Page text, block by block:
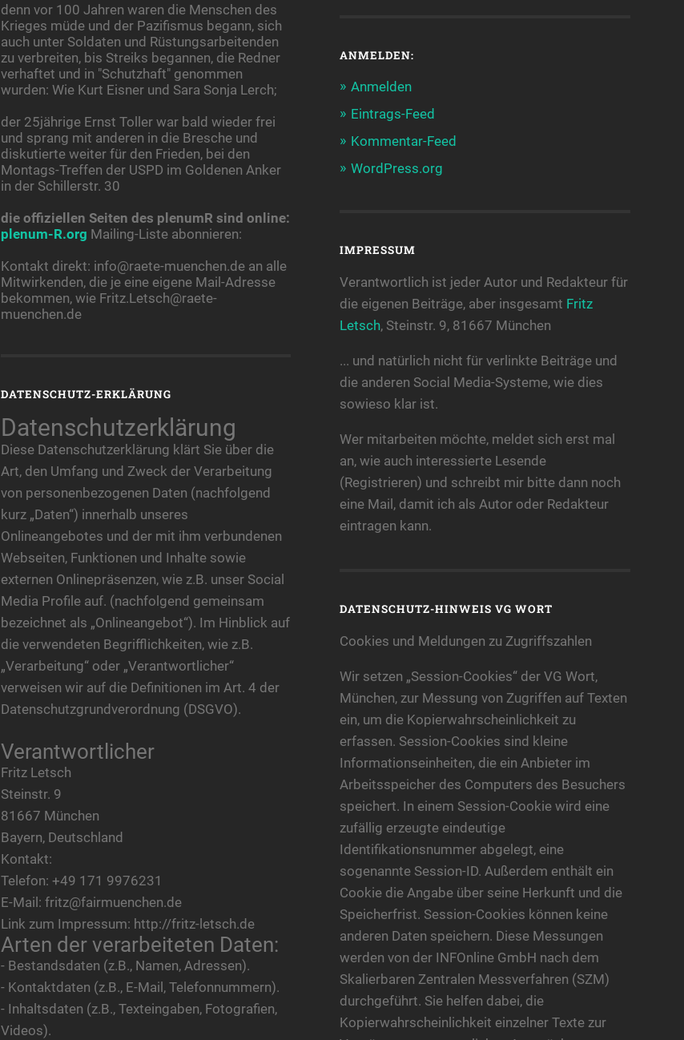
denn vor 100 Jahren waren die Menschen des
Krieges müde und der Pazifismus begann, sich
auch unter Soldaten und Rüstungsarbeitenden
zu verbreiten, bis Streiks begannen, die Redner
verhaftet und in "Schutzhaft" genommen
wurden: Wie Kurt Eisner und Sara Sonja Lerch;
der 25jährige Ernst Toller war bald wieder frei
und sprang mit anderen in die Bresche und
diskutierte weiter für den Frieden, bei den
Montags-Treffen der USPD im Goldenen Anker
in der Schillerstr. 30
die offiziellen Seiten des plenumR sind online:
plenum-R.org Mailing-Liste abonnieren:
Kontakt direkt: info@raete-muenchen.de an alle
Mitwirkenden, die je eine eigene Mail-Adresse
bekommen, wie Fritz.Letsch@raete-
muenchen.de
DATENSCHUTZ-ERKLÄRUNG
Datenschutzerklärung
Diese Datenschutzerklärung klärt Sie über die
Art, den Umfang und Zweck der Verarbeitung
von personenbezogenen Daten (nachfolgend
kurz „Daten“) innerhalb unseres
Onlineangebotes und der mit ihm verbundenen
Webseiten, Funktionen und Inhalte sowie
externen Onlinepräsenzen, wie z.B. unser Social
Media Profile auf. (nachfolgend gemeinsam
bezeichnet als „Onlineangebot“). Im Hinblick auf
die verwendeten Begrifflichkeiten, wie z.B.
„Verarbeitung“ oder „Verantwortlicher“
verweisen wir auf die Definitionen im Art. 4 der
Datenschutzgrundverordnung (DSGVO).
Verantwortlicher
Fritz Letsch
Steinstr. 9
81667 München
Bayern, Deutschland
Kontakt:
Telefon: +49 171 9976231
E-Mail: fritz@fairmuenchen.de
Link zum Impressum: http://fritz-letsch.de
Arten der verarbeiteten Daten:
- Bestandsdaten (z.B., Namen, Adressen).
- Kontaktdaten (z.B., E-Mail, Telefonnummern).
- Inhaltsdaten (z.B., Texteingaben, Fotografien,
Videos).
ANMELDEN:
Anmelden
Eintrags-Feed
Kommentar-Feed
WordPress.org
IMPRESSUM
Verantwortlich ist jeder Autor und Redakteur für
die eigenen Beiträge, aber insgesamt Fritz
Letsch, Steinstr. 9, 81667 München
... und natürlich nicht für verlinkte Beiträge und
die anderen Social Media-Systeme, wie dies
sowieso klar ist.
Wer mitarbeiten möchte, meldet sich erst mal
an, wie auch interessierte Lesende
(Registrieren) und schreibt mir bitte dann noch
eine Mail, damit ich als Autor oder Redakteur
eintragen kann.
DATENSCHUTZ-HINWEIS VG WORT
Cookies und Meldungen zu Zugriffszahlen
Wir setzen „Session-Cookies“ der VG Wort,
München, zur Messung von Zugriffen auf Texten
ein, um die Kopierwahrscheinlichkeit zu
erfassen. Session-Cookies sind kleine
Informationseinheiten, die ein Anbieter im
Arbeitsspeicher des Computers des Besuchers
speichert. In einem Session-Cookie wird eine
zufällig erzeugte eindeutige
Identifikationsnummer abgelegt, eine
sogenannte Session-ID. Außerdem enthält ein
Cookie die Angabe über seine Herkunft und die
Speicherfrist. Session-Cookies können keine
anderen Daten speichern. Diese Messungen
werden von der INFOnline GmbH nach dem
Skalierbaren Zentralen Messverfahren (SZM)
durchgeführt. Sie helfen dabei, die
Kopierwahrscheinlichkeit einzelner Texte zur